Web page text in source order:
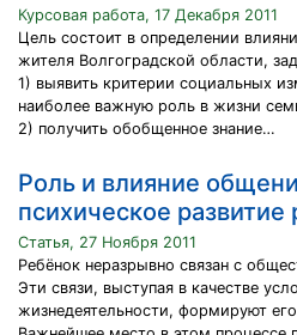
Курсовая работа, 17 Декабря 2011
Цель состоит в определении
жителя Волгоградской области,
1) выявить критерии социальных
наиболее важную роль в жизни
2) получить обобщенное знание…
Роль и влияние
психическое развитие
Статья, 27 Ноября 2011
Ребёнок неразрывно связан с
Эти связи, выступая в качестве
жизнедеятельности, формируют